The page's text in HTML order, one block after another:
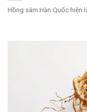
Hồng sâm Hàn Quốc hiện